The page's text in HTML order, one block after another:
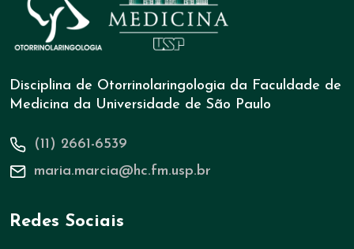
Disciplina de Otorrinolaringologia da Faculdade de
Medicina da Universidade de São Paulo
(11) 2661-6539
maria.marcia@hc.fm.usp.br
Redes Sociais